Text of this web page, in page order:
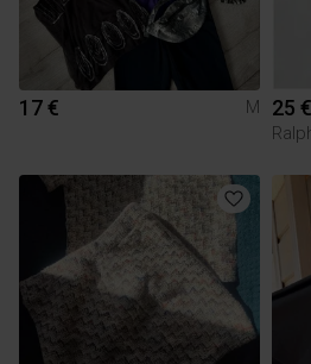
17 € M 25 €